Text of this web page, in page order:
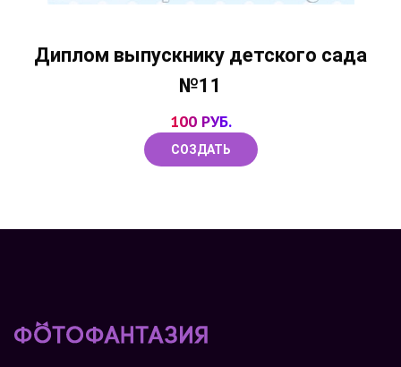
Диплом выпускнику детского сада
№11
100 РУБ.
СОЗДАТЬ